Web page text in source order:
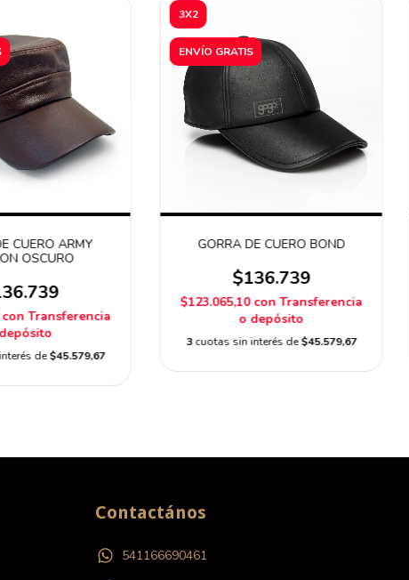
CUERO ARMY
OSCURO
con Transferencia
de$45.579,67
3X2
ENVÍO GRATIS
GORRA DE CUERO BOND
$136.739
$123.065,10 con Transferencia
o depósito
3 cuotas sin interés de$45.579,67
Contactános
541166690461